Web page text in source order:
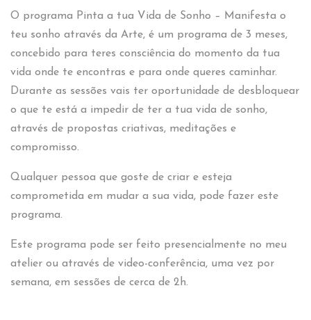
O programa Pinta a tua Vida de Sonho – Manifesta o
teu sonho através da Arte, é um programa de 3 meses,
concebido para teres consciência do momento da tua
vida onde te encontras e para onde queres caminhar.
Durante as sessões vais ter oportunidade de desbloquear
o que te está a impedir de ter a tua vida de sonho,
através de propostas criativas, meditações e
compromisso.
Qualquer pessoa que goste de criar e esteja
comprometida em mudar a sua vida, pode fazer este
programa.
Este programa pode ser feito presencialmente no meu
atelier ou através de video-conferência, uma vez por
semana, em sessões de cerca de 2h.